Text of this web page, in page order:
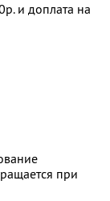
и доплата на
при